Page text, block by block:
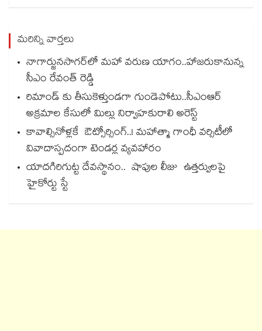
మరిన్ని వార్తలు
నాగార్జునసాగర్‌లో మహా వరుణ యాగం..హాజరుకానున్న
సీఎం రేవంత్ రెడ్డి
రిమాండ్ కు తీసుకెళ్తుండగా గుండెపోటు..సీఎంఆర్
అక్రమాల కేసులో మిల్లు నిర్వాహకురాలి అరెస్ట్
కావాల్సినోళ్లకే ఔట్సోర్సింగ్..! మహాత్మా గాంధీ వర్సిటీలో
వివాదాస్పదంగా టెండర్ల వ్యవహారం
యాదగిరిగుట్ట దేవస్థానం.. షాపుల లీజు ఉత్తర్వులపై
హైకోర్టు స్టే